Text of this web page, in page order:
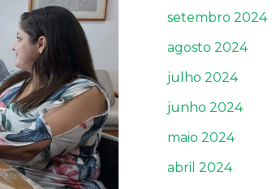
setembro 2024
agosto 2024
julho 2024
junho 2024
maio 2024
abril 2024